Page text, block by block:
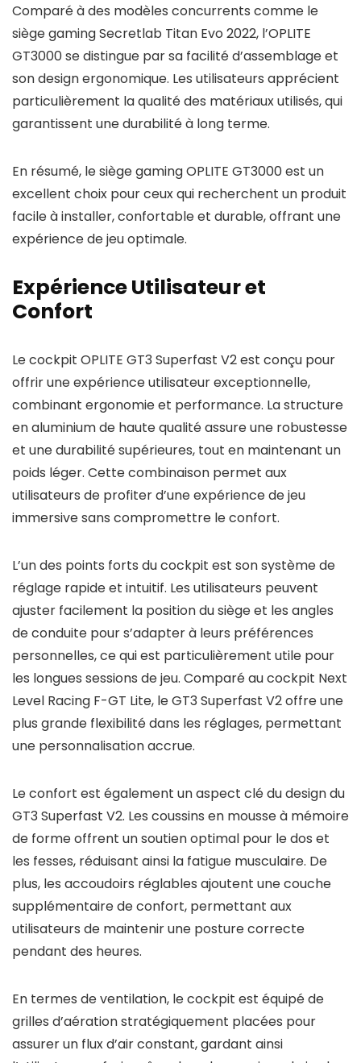
Comparé à des modèles concurrents comme le
siège gaming Secretlab Titan Evo 2022, l’OPLITE
GT3000 se distingue par sa facilité d’assemblage et
son design ergonomique. Les utilisateurs apprécient
particulièrement la qualité des matériaux utilisés, qui
garantissent une durabilité à long terme.
En résumé, le siège gaming OPLITE GT3000 est un
excellent choix pour ceux qui recherchent un produit
facile à installer, confortable et durable, offrant une
expérience de jeu optimale.
Expérience Utilisateur et
Confort
Le cockpit OPLITE GT3 Superfast V2 est conçu pour
offrir une expérience utilisateur exceptionnelle,
combinant ergonomie et performance. La structure
en aluminium de haute qualité assure une robustesse
et une durabilité supérieures, tout en maintenant un
poids léger. Cette combinaison permet aux
utilisateurs de profiter d’une expérience de jeu
immersive sans compromettre le confort.
L’un des points forts du cockpit est son système de
réglage rapide et intuitif. Les utilisateurs peuvent
ajuster facilement la position du siège et les angles
de conduite pour s’adapter à leurs préférences
personnelles, ce qui est particulièrement utile pour
les longues sessions de jeu. Comparé au cockpit Next
Level Racing F-GT Lite, le GT3 Superfast V2 offre une
plus grande flexibilité dans les réglages, permettant
une personnalisation accrue.
Le confort est également un aspect clé du design du
GT3 Superfast V2. Les coussins en mousse à mémoire
de forme offrent un soutien optimal pour le dos et
les fesses, réduisant ainsi la fatigue musculaire. De
plus, les accoudoirs réglables ajoutent une couche
supplémentaire de confort, permettant aux
utilisateurs de maintenir une posture correcte
pendant des heures.
En termes de ventilation, le cockpit est équipé de
grilles d’aération stratégiquement placées pour
assurer un flux d’air constant, gardant ainsi